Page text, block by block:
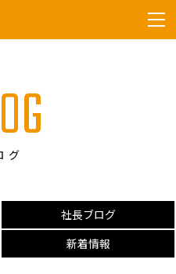
グ
社長ブログ
新着情報